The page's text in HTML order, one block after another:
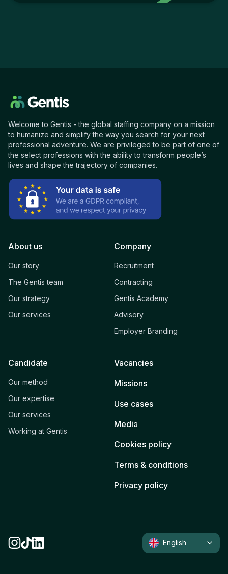
Welcome to Gentis - the global staffing company on a mission
to humanize and simplify the way you search for your next
professional adventure. We are privileged to be part of one of
the select professions with the ability to transform people’s
lives and shape the trajectory of companies.
About us
Our story
The Gentis team
Our strategy
Our services
Company
Recruitment
Contracting
Gentis Academy
Advisory
Employer Branding
Candidate
Our method
Our expertise
Our services
Working at Gentis
Vacancies
Missions
Use cases
Media
Cookies policy
Terms & conditions
Privacy policy
English